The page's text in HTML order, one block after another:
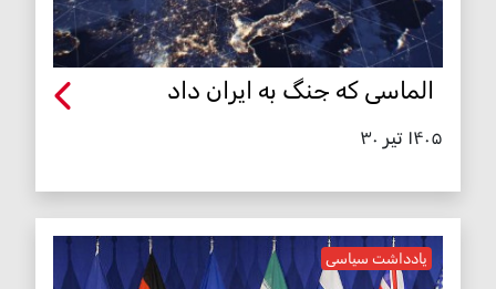
الماسی که جنگ به ایران داد
۱۴۰۵ تیر ۳۰
یادداشت سیاسی